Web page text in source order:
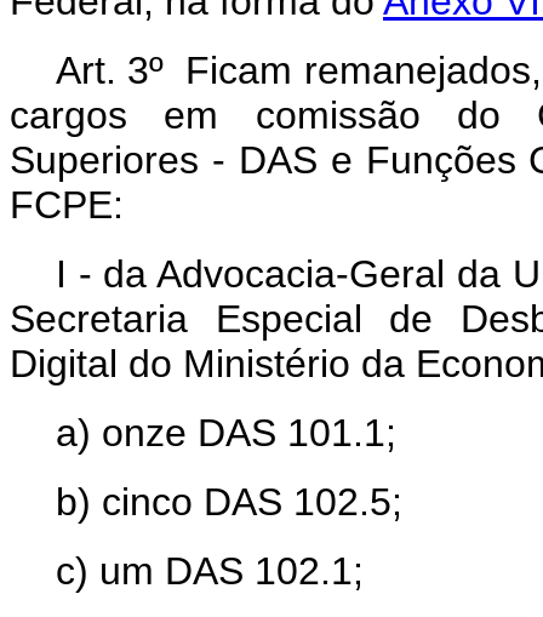
Art. 3º Ficam
cargos em comissão do
Superiores - DAS e Funções
FCPE:
I - da Advocacia-Geral da
Secretaria Especial de
Digital do Ministério da
a) onze DAS 101.1;
b) cinco DAS 102.5;
c) um DAS 102.1;